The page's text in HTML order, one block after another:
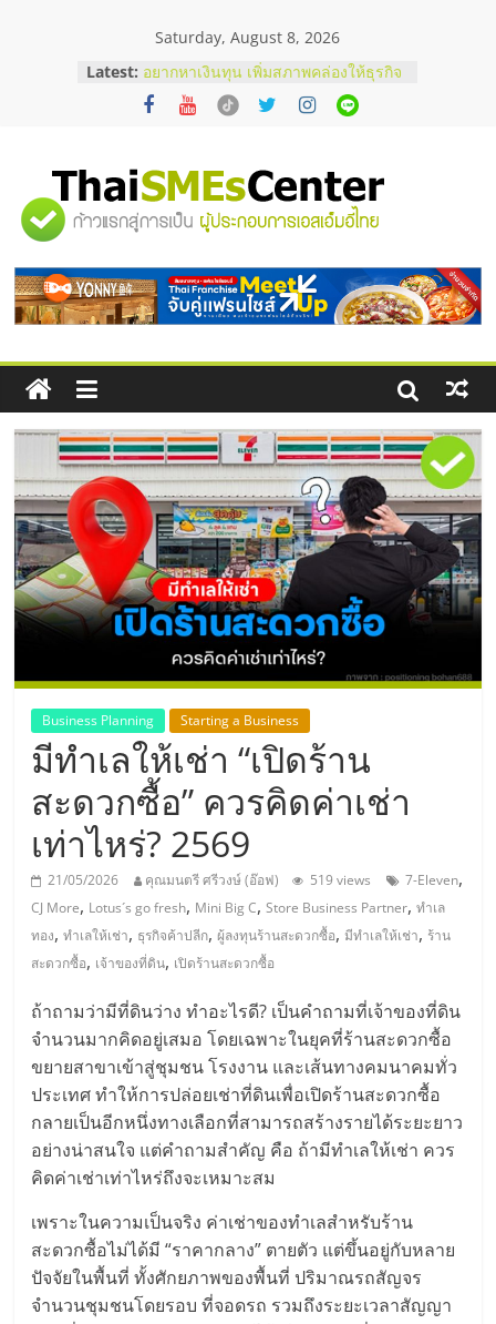
Saturday, August 8, 2026
Latest: บริษัท Cybersecurity ในไทยที่ไหนดี?
วิธีเลือกผู้ให้บริการให้คุ้มค่าและตอบ
โจทย์ธุรกิจ
สัมมนาออนไลน์ โอกาสบริหารสถานี
บริการน้ำมัน Shell
สัมมนาลงทุน แฟรนไชส์ยอนนี่
ไชส์ ครั้งที่ 8
ร้านเครื่องเสียงคุณภาพสูง พร้อม
โซลูชันระบบภาพและเสียง
"ศูนย์
รวม
ข้อมูล
ธุรกิจ
SME
แห่ง
ประเทศไทย,
ThaiSMEsCenter,
รวม
ธุรกิจ
เอ
ส
เอ็
มอี
ไทย,
SMEs,
แฟ
รน
Business Planning Starting a Business
มีทำเลให้เช่า “เปิดร้าน
สะดวกซื้อ” ควรคิดค่าเช่า
เท่าไหร่? 2569
21/05/2026 คุณมนตรี ศรีวงษ์ (อ๊อฟ) 519 views 7-Eleven,
CJ More, Lotus´s go fresh, Mini Big C,Store Business Partner,ทำเล
ทอง,ทำเลให้เช่า, ธุรกิจค้าปลีก,ผู้ลงทุนร้านสะดวกซื้อ,มีทำเลให้เช่า, ร้าน
สะดวกซื้อ, เจ้าของที่ดิน, เปิดร้านสะดวกซื้อ
ถ้าถามว่ามีที่ดินว่าง ทำอะไรดี? เป็นคำถามที่เจ้าของที่ดิน
จำนวนมากคิดอยู่เสมอ โดยเฉพาะในยุคที่ร้านสะดวกซื้อ
ขยายสาขาเข้าสู่ชุมชน โรงงาน และเส้นทางคมนาคมทั่ว
ประเทศ ทำให้การปล่อยเช่าที่ดินเพื่อเปิดร้านสะดวกซื้อ
กลายเป็นอีกหนึ่งทางเลือกที่สามารถสร้างรายได้ระยะยาว
อย่างน่าสนใจ แต่คำถามสำคัญ คือ ถ้ามีทำเลให้เช่า ควร
คิดค่าเช่าเท่าไหร่ถึงจะเหมาะสม
เพราะในความเป็นจริง ค่าเช่าของทำเลสำหรับร้าน
สะดวกซื้อไม่ได้มี “ราคากลาง” ตายตัว แต่ขึ้นอยู่กับหลาย
ปัจจัยในพื้นที่ ทั้งศักยภาพของพื้นที่ ปริมาณรถสัญจร
จำนวนชุมชนโดยรอบ ที่จอดรถ รวมถึงระยะเวลาสัญญา